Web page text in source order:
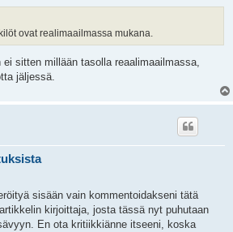
ovat realimaailmassa mukana.
ei sitten millään tasolla reaalimaailmassa,
jäljessä.
sisään vain kommentoidakseni tätä
kirjoittaja, josta tässä nyt puhutaan
En ota kritiikkiänne itseeni, koska